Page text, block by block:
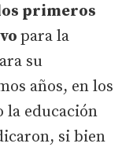
primeros
para la
su
años, en los
la educación
si bien